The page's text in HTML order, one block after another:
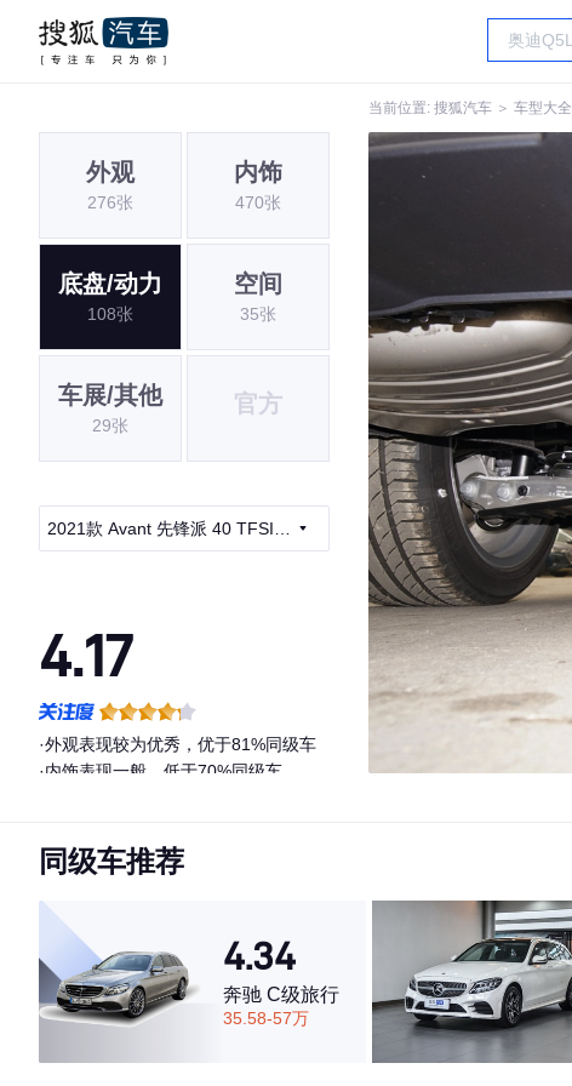
当前位置: 搜狐汽车 ＞ 车型大全
外观
276张
内饰
470张
底盘/动力
108张
空间
35张
车展/其他
29张
官方
2021款 Avant 先锋派 40 TFSI
4.17
·外观表现较为优秀，优于81%同级车
·内饰表现一般，低于70%同级车
同级车推荐
4.34
奔驰 C级旅行
35.58-57万